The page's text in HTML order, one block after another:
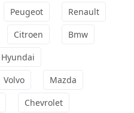
Peugeot
Renault
Citroen
Bmw
Hyundai
Volvo
Mazda
Chevrolet